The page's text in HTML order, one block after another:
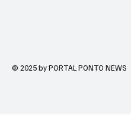
© 2025 by PORTAL PONTO NEWS